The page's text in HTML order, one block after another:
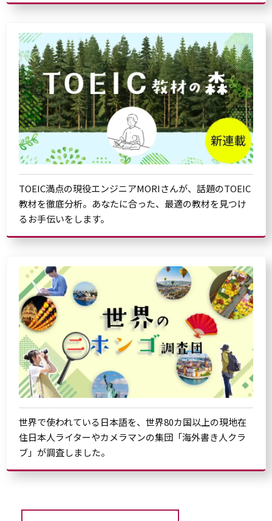
TOEIC満点の現役エンジニアMORIさんが、話題のTOEIC
教材を徹底分析。あなたに合った、最適の教材を見つけ
るお手伝いをします。
世界で使われている日本語を、世界80カ国以上の現地在
住日本人ライターやカメラマンの集団「海外書き人クラ
ブ」が調査しました。